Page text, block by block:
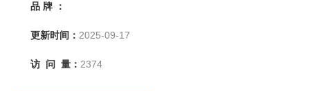
品 牌 ：
更新时间： 2025-09-17
访 问 量： 2374